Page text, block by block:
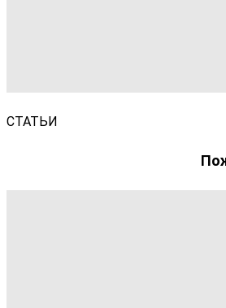
СТАТЬИ